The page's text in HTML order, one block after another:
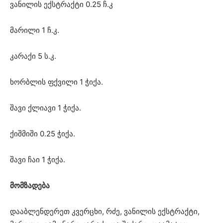
ვანილის ექსტრაქტი 0.25 ჩ.კ
მარილი 1 ჩ.კ.
კარაქი 5 ს.კ.
ხორბლის ფქვილი 1 ჭიქა.
შავი ქლიავი 1 ჭიქა.
ქიშმიში 0.25 ჭიქა.
შავი ჩაი 1 ჭიქა.
მომზადება
დააბლენდერეთ კვერცხი, რძე, ვანილის ექსტრაქტი,